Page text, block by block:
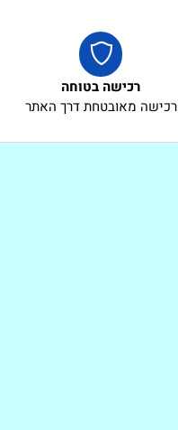
רכישה בטוחה
רכישה מאובטחת דרך האתר